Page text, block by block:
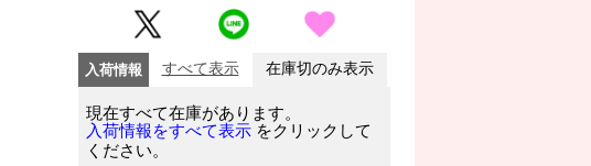
入荷情報 すべて表示 在庫切のみ表示
現在すべて在庫があります。
入荷情報をすべて表示 をクリックして
ください。